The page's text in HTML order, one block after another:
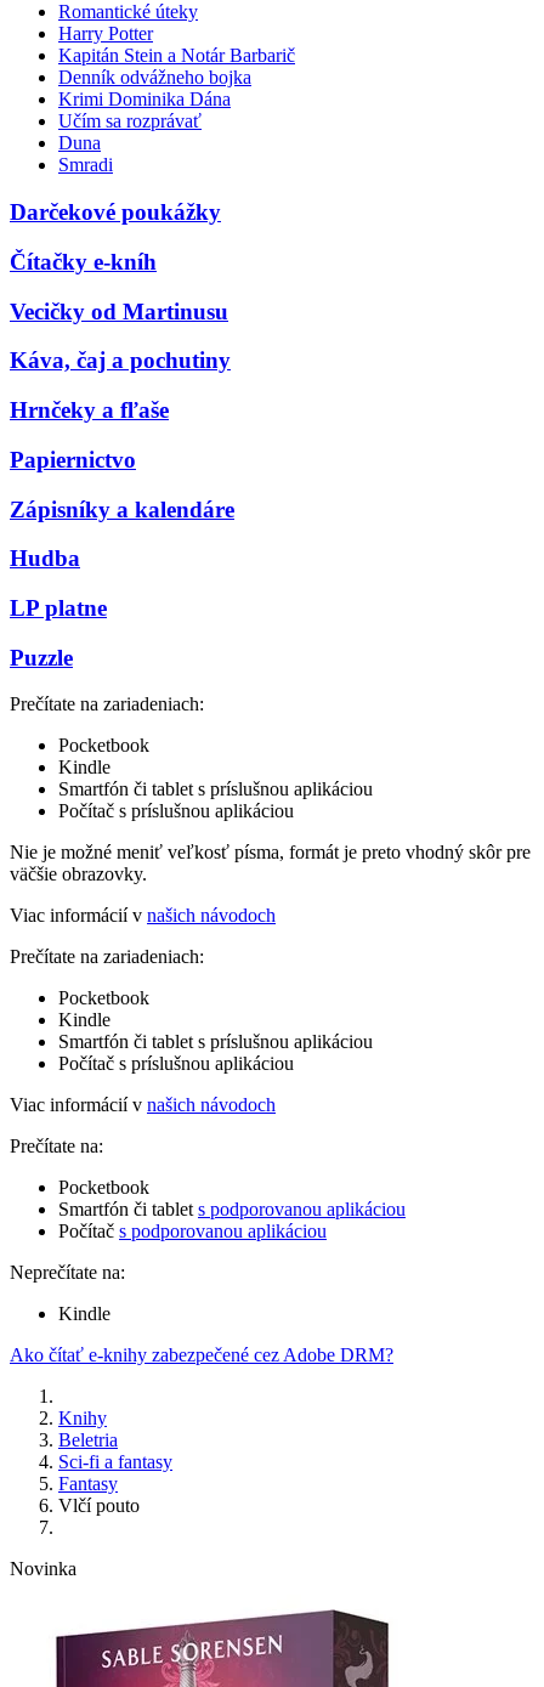
Romantické úteky
Harry Potter
Kapitán Stein a Notár Barbarič
Denník odvážneho bojka
Krimi Dominika Dána
Učím sa rozprávať
Duna
Smradi
Darčekové poukážky
Čítačky e-kníh
Vecičky od Martinusu
Káva, čaj a pochutiny
Hrnčeky a fľaše
Papiernictvo
Zápisníky a kalendáre
Hudba
LP platne
Puzzle
Prečítate na zariadeniach:
Pocketbook
Kindle
Smartfón či tablet s príslušnou aplikáciou
Počítač s príslušnou aplikáciou
Nie je možné meniť veľkosť písma, formát je preto vhodný skôr pre
väčšie obrazovky.
Viac informácií v našich návodoch
Prečítate na zariadeniach:
Pocketbook
Kindle
Smartfón či tablet s príslušnou aplikáciou
Počítač s príslušnou aplikáciou
Viac informácií v našich návodoch
Prečítate na:
Pocketbook
Smartfón či tablet s podporovanou aplikáciou
Počítač s podporovanou aplikáciou
Neprečítate na:
Kindle
Ako čítať e-knihy zabezpečené cez Adobe DRM?
Knihy
Beletria
Sci-fi a fantasy
Fantasy
Vlčí pouto
Novinka